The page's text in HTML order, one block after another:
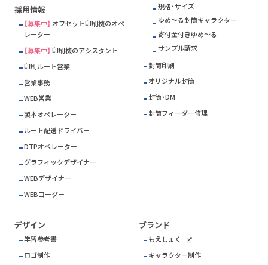
採用情報
【募集中】 オフセット印刷機のオペ
レーター
【募集中】 印刷機のアシスタント
印刷ルート営業
営業事務
WEB営業
製本オペレーター
ルート配送ドライバー
DTPオペレーター
グラフィックデザイナー
WEBデザイナー
WEBコーダー
規格・サイズ
ゆめ～る封筒キャラクター
寄付金付きゆめ～る
サンプル請求
封筒印刷
オリジナル封筒
封筒・DM
封筒フィーダー修理
デザイン
学習参考書
ロゴ制作
ブランド
もえしょく
キャラクター制作